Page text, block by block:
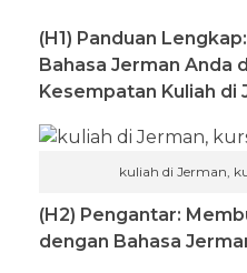
(H1) Panduan
Bahasa Jerman Anda
Kesempatan Kuliah di
kuliah di Jerman,
(H2) Pengantar:
dengan Bahasa